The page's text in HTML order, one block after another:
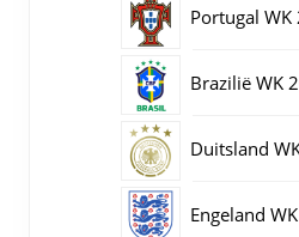
Portugal WK
Brazilië WK
Duitsland
Engeland